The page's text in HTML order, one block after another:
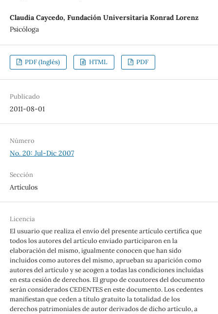
Claudia Caycedo, Fundación Universitaria Konrad Lorenz
Psicóloga
PDF (Inglés) HTML PDF
Publicado
2011-08-01
Número
No. 20: Jul-Dic 2007
Sección
Artículos
Licencia
El usuario que realiza el envío del presente artículo certifica que
todos los autores del artículo enviado participaron en la
elaboración del mismo, igualmente conocen que han sido
incluidos como autores del mismo, aprueban su aparición como
autores del artículo y se acogen a todas las condiciones incluidas
en esta cesión de derechos. El grupo de coautores del documento
serán considerados CEDENTES en este documento. Los cedentes
manifiestan que ceden a título gratuito la totalidad de los
derechos patrimoniales de autor derivados de dicho artículo, a